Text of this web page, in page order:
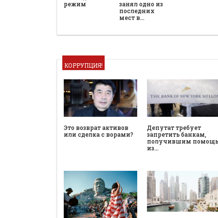
режим
занял одно из
последних
мест в…
КОРРУПЦИЯ!
Это возврат активов
или сделка с ворами?
Депутат требует
запретить банкам,
получившим помощь
из…